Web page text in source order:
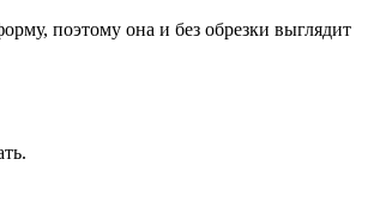
поэтому она и без обрезки выглядит